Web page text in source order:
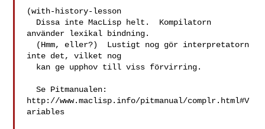
(with-history-lesson
använder lexikal bindning.
inte det, vilket nog
  Se Pitmanualen:
http://www.maclisp.info/pitmanual/complr.html#V
ariables